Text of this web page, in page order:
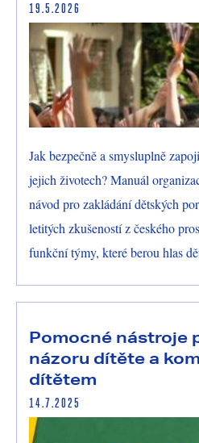
19.5.2026
Jak bezpečně a smysluplně
jejich životech? Manuál
návod pro zakládání dětských
letitých zkušeností z českého
funkční týmy, které berou hlas
Pomocné nástroje
názoru dítěte a
dítětem
14.7.2025